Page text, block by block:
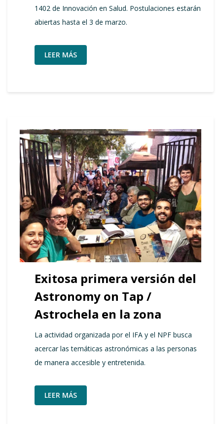
1402 de Innovación en Salud. Postulaciones estarán
abiertas hasta el 3 de marzo.
LEER MÁS
Exitosa primera versión del
Astronomy on Tap /
Astrochela en la zona
La actividad organizada por el IFA y el NPF busca
acercar las temáticas astronómicas a las personas
de manera accesible y entretenida.
LEER MÁS